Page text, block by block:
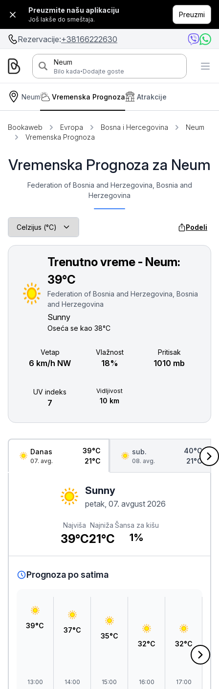
Preuzmite našu aplikaciju
Još lakše do smeštaja.
Preuzmi
Rezervacije:+38166222630
Neum
Bilo kada·Dodajte goste
Neum Atrakcije
Vremenska Prognoza
Bookaweb Evropa Bosna i Hercegovina
Neum
Vremenska Prognoza
Vremenska Prognoza za Neum
Federation of Bosnia and Herzegovina, Bosnia and
Herzegovina
Podeli
Trenutno vreme - Neum:
39°C
Federation of Bosnia and Herzegovina, Bosnia
and Herzegovina
Sunny
Oseća se kao 38°C
Vetар
6 km/h NW
Vlažnost
18%
Pritisak
1010 mb
UV indeks
7
Vidljivost
10 km
Danas
07. avg.
39°C
21°C
sub.
08. avg.
40°C
21°C
Sunny
petak, 07. avgust 2026
Najviša
39°C
Najniža
21°C
Šansa za kišu
1%
Prognoza po satima
39°C
13:00
37°C
14:00
35°C
15:00
32°C
16:00
32°C
17:00